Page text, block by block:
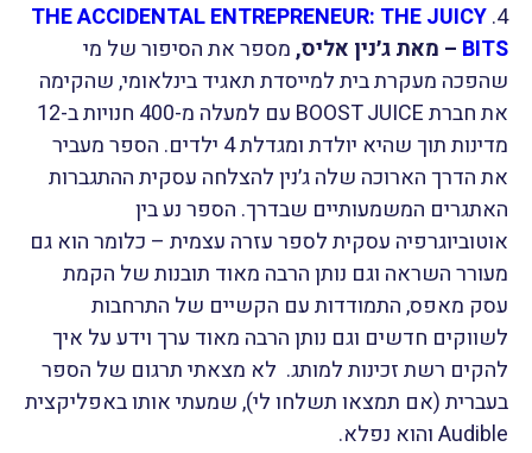
4.
THE ACCIDENTAL ENTREPRENEUR: THE JUICY
BITS – מאת ג׳נין אליס,מספר את הסיפור של מי
שהפכה מעקרת בית למייסדת תאגיד בינלאומי, שהקימה
את חברת BOOST JUICE עם למעלה מ-400 חנויות ב-12
מדינות תוך שהיא יולדת ומגדלת 4 ילדים. הספר מעביר
את הדרך הארוכה שלה ג׳נין להצלחה עסקית ההתגברות
האתגרים המשמעותיים שבדרך. הספר נע בין
אוטוביוגרפיה עסקית לספר עזרה עצמית – כלומר הוא גם
מעורר השראה וגם נותן הרבה מאוד תובנות של הקמת
עסק מאפס, התמודדות עם הקשיים של התרחבות
לשווקים חדשים וגם נותן הרבה מאוד ערך וידע על איך
להקים רשת זכינות למותג. לא מצאתי תרגום של הספר
בעברית (אם תמצאו תשלחו לי), שמעתי אותו באפליקצית
Audible והוא נפלא.